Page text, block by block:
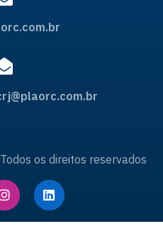
os direitos reservados